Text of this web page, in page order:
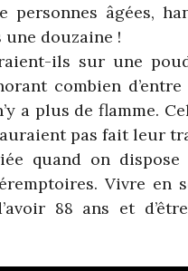
âgées,
une douzaine !
ils sur une
combien
a plus de flamme.
pas fait leur
quand on
Vivre en
88 ans et